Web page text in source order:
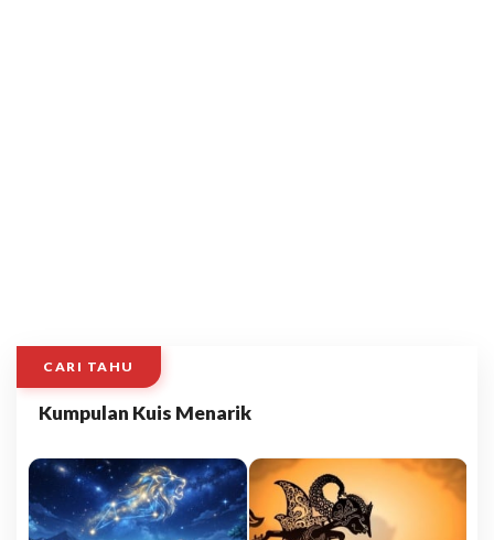
CARI TAHU
Kumpulan Kuis Menarik